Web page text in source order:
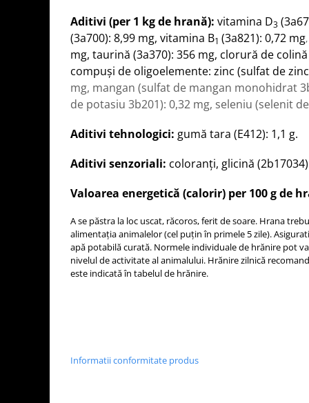
Aditivi (per 1 kg de hrană): vitamina D3
(3a700): 8,99 mg, vitamina B1 (3a821): 0,72 mg,
mg, taurină (3a370): 356 mg, clorură de
compuşi de oligoelemente: zinc (sulfat de
mg, mangan (sulfat de mangan monohidrat
de potasiu 3b201): 0,32 mg, seleniu (selenit
Aditivi tehnologici: gumă tara (E412): 1,1 g.
Aditivi senzoriali: coloranți, glicină
Valoarea energetică (calorir) per 100 g de
A se păstra la loc uscat, răcoros, ferit de soare. Hrana
alimentația animalelor (cel puțin în primele 5 zile).
apă potabilă curată. Normele individuale de hrănire pot
nivelul de activitate al animalului. Hrănire zilnică
este indicată în tabelul de hrănire.
Informatii conformitate produs